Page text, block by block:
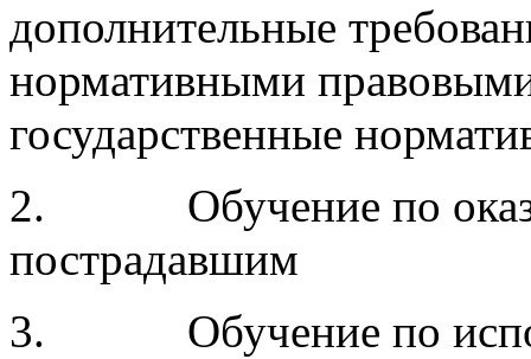
дополнительные
нормативными
государственные
2. Обучение по
пострадавшим
3. Обучение по